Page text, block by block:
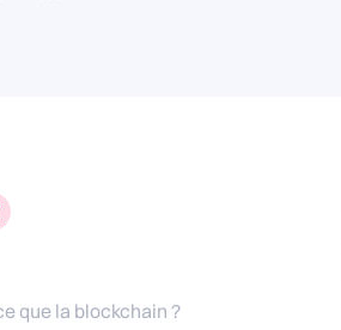
que la blockchain ?